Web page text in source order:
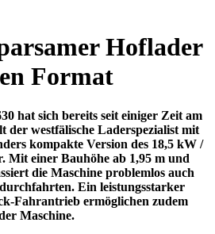
Hoflader
Format
hat sich bereits seit einiger Zeit am
der westfälische Laderspezialist mit
kompakte Version des 18,5 kW /
Mit einer Bauhöhe ab 1,95 m und
die Maschine problemlos auch
Ein leistungsstarker
Fahrantrieb ermöglichen zudem
Maschine.